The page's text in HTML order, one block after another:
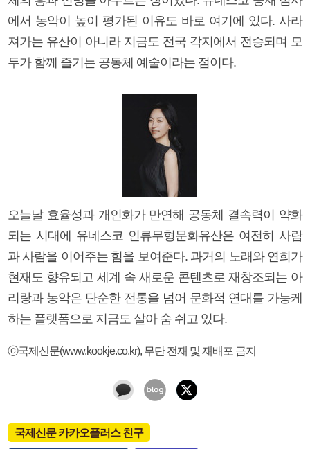
에서 농악이 높이 평가된 이유도 바로 여기에 있다. 사라
져가는 유산이 아니라 지금도 전국 각지에서 전승되며 모
두가 함께 즐기는 공동체 예술이라는 점이다.
오늘날 효율성과 개인화가 만연해 공동체 결속력이 약화
되는 시대에 유네스코 인류무형문화유산은 여전히 사람
과 사람을 이어주는 힘을 보여준다. 과거의 노래와 연희가
현재도 향유되고 세계 속 새로운 콘텐츠로 재창조되는 아
리랑과 농악은 단순한 전통을 넘어 문화적 연대를 가능케
하는 플랫폼으로 지금도 살아 숨 쉬고 있다.
ⓒ국제신문(www.kookje.co.kr), 무단 전재 및 재배포 금지
국제신문 카카오플러스 친구